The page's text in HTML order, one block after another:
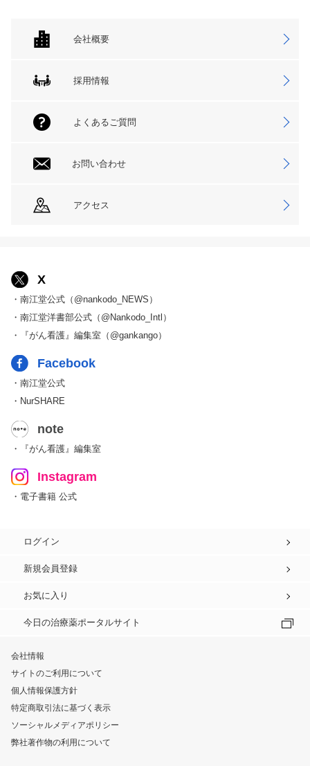
会社概要
採用情報
よくあるご質問
お問い合わせ
アクセス
X
・南江堂公式（@nankodo_NEWS）
・南江堂洋書部公式（@Nankodo_Intl）
・『がん看護』編集室（@gankango）
Facebook
・南江堂公式
・NurSHARE
note
・『がん看護』編集室
Instagram
・電子書籍 公式
ログイン
新規会員登録
お気に入り
今日の治療薬ポータルサイト
会社情報
サイトのご利用について
個人情報保護方針
特定商取引法に基づく表示
ソーシャルメディアポリシー
弊社著作物の利用について